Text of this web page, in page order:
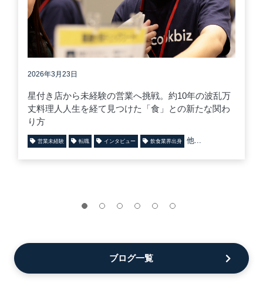
2026年3月23日
星付き店から未経験の営業へ挑戦。約10年の波乱万
丈料理人人生を経て見つけた「食」との新たな関わ
り方
営業未経験 転職 インタビュー 飲食業界出身 他...
ブログ一覧